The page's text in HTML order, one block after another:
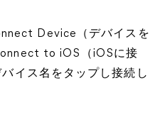
Device（デバイスを
to iOS（iOSに接
イス名をタップし接続し